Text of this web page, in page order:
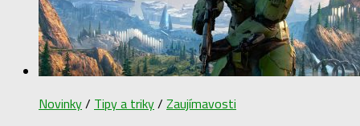
Novinky/ Tipy a triky/ Zaujímavosti